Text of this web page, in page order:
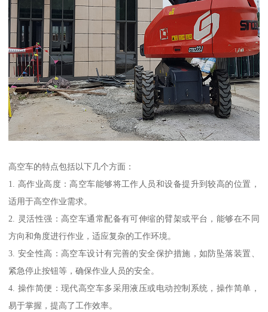
高空车的特点包括以下几个方面：
1. 高作业高度：高空车能够将工作人员和设备提升到较高的位置，
适用于高空作业需求。
2. 灵活性强：高空车通常配备有可伸缩的臂架或平台，能够在不同
方向和角度进行作业，适应复杂的工作环境。
3. 安全性高：高空车设计有完善的安全保护措施，如防坠落装置、
紧急停止按钮等，确保作业人员的安全。
4. 操作简便：现代高空车多采用液压或电动控制系统，操作简单，
易于掌握，提高了工作效率。